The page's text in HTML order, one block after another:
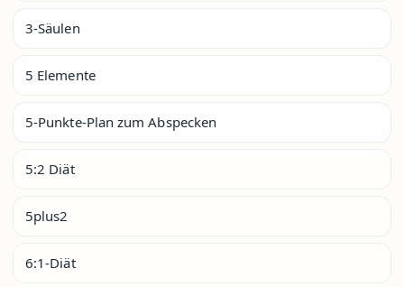
3-Säulen
5 Elemente
5-Punkte-Plan zum Abspecken
5:2 Diät
5plus2
6:1-Diät